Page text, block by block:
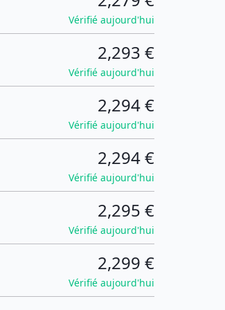
Vérifié aujourd'hui
2,293 €
Vérifié aujourd'hui
2,294 €
Vérifié aujourd'hui
2,294 €
Vérifié aujourd'hui
2,295 €
Vérifié aujourd'hui
2,299 €
Vérifié aujourd'hui